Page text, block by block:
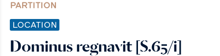
PARTITION
LOCATION
Dominus regnavit [S.65/i]